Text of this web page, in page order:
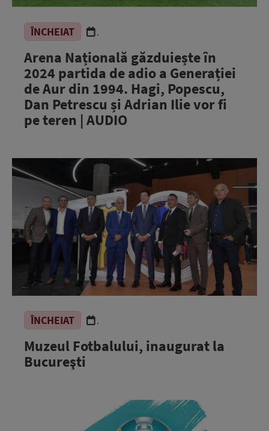
ÎNCHEIAT .
Arena Națională găzduiește în
2024 partida de adio a Generației
de Aur din 1994. Hagi, Popescu,
Dan Petrescu și Adrian Ilie vor fi
pe teren | AUDIO
ÎNCHEIAT .
Muzeul Fotbalului, inaugurat la
Bucureşti